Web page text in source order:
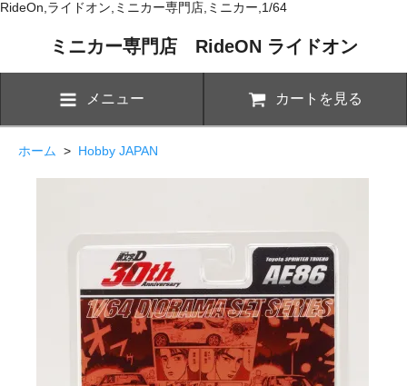
RideOn,ライドオン,ミニカー専門店,ミニカー,1/64
ミニカー専門店 RideON ライドオン
メニュー カートを見る
ホーム > Hobby JAPAN